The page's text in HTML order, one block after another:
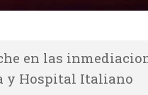
en las
y Hospital Italiano